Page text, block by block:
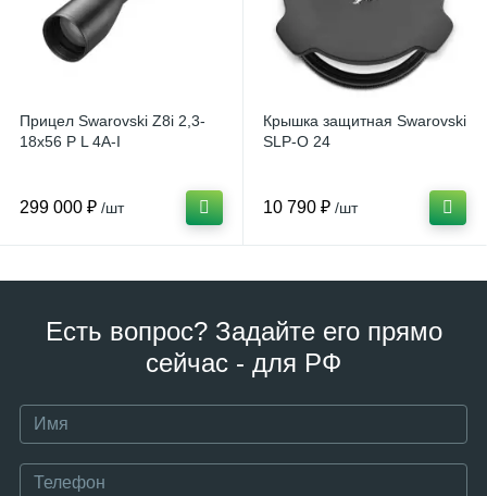
Прицел Swarovski Z8i 2,3-
18x56 P L 4A-I
299 000 ₽ /шт
Крышка защитная Swarovski
SLP-O 24
10 790 ₽ /шт
Есть вопрос? Задайте его прямо
сейчас - для РФ